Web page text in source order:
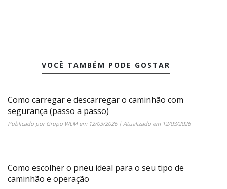
VOCÊ TAMBÉM PODE GOSTAR
Como carregar e descarregar o caminhão com
segurança (passo a passo)
Publicado porGrupo WLMem 12/03/2026| Atualizado em 12/03/2026
Como escolher o pneu ideal para o seu tipo de
caminhão e operação